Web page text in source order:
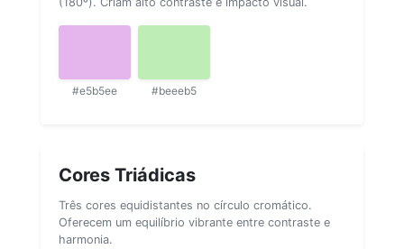
#e5b5ee #beeeb5
Cores Triádicas
Três cores equidistantes no círculo cromático.
Oferecem um equilíbrio vibrante entre contraste e
harmonia.